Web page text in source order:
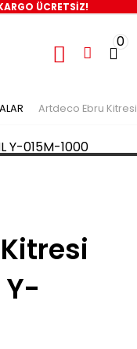
ÜCRETSİZ!
0
Artdeco Ebru Kitresi
Y-